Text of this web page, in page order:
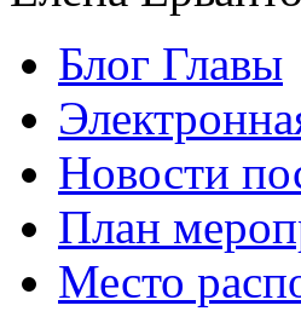
Блог Главы
Новости
План
Место